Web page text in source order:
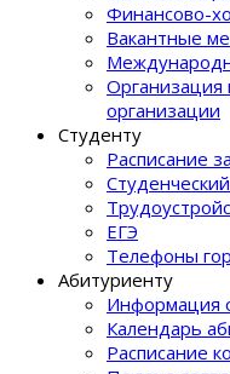
Финансово-
Вакантные
Организация
организации
Студенту
Расписание
ЕГЭ
Телефоны
Абитуриенту
Информация
Календарь
Расписание